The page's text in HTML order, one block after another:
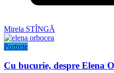
Mirela STÎNGĂ
Portrete
Cu bucurie, despre Elena